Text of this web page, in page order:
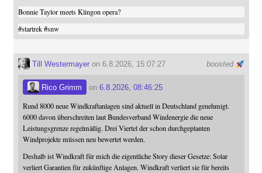
Bonnie Taylor meets Klingon opera?
#startrek #snw
boosted
Till Westermayeron 6.8.2026, 15:07:27
Rico Grimm on 6.8.2026, 08:46:25
Rund 8000 neue Windkraftanlagen sind aktuell in Deutschland genehmigt.
6000 davon überschreiten laut Bundesverband Windenergie die neue
Leistungsgrenze regelmäßig. Drei Viertel der schon durchgeplanten
Windprojekte müssen neu bewertet werden.
Deshalb ist Windkraft für mich die eigentliche Story dieser Gesetze: Solar
verliert Garantien für zukünftige Anlagen. Windkraft verliert sie für bereits